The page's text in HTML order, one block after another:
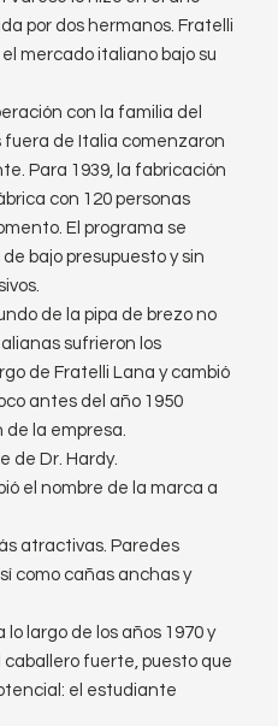
por dos hermanos. Fratelli
mercado italiano bajo su
con la familia del
fuera de Italia comenzaron
Para 1939, la fabricación
con 120 personas
El programa se
bajo presupuesto y sin
de la pipa de brezo no
sufrieron los
de Fratelli Lana y cambió
antes del año 1950
la empresa.
de Dr. Hardy.
el nombre de la marca a
atractivas. Paredes
como cañas anchas y
largo de los años 1970 y
caballero fuerte, puesto que
el estudiante